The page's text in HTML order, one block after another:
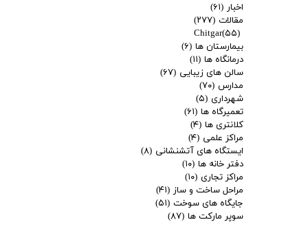
اخبار (۶۱)
مقالات (۲۷۷)
Chitgar(۵۵)
بیمارستان ها (۶)
درمانگاه ها (۱۱)
سالن های زیبایی (۶۷)
مدارس (۷۰)
شهرداری (۵)
تعمیرگاه ها (۶۱)
کلانتری ها (۴)
مراکز علمی (۴)
ایستگاه های آتشنشانی (۸)
دفتر خانه ها (۱۰)
مراکز تجاری (۱۰)
مراحل ساخت و ساز (۴۱)
جایگاه های سوخت (۵۱)
سوپر مارکت ها (۸۷)